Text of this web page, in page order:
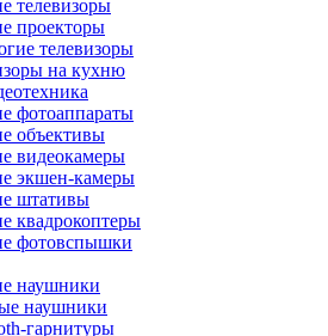
телевизоры
проекторы
телевизоры
на кухню
фотоаппараты
объективы
видеокамеры
экшен-камеры
штативы
квадрокоптеры
фотовспышки
наушники
наушники
гарнитуры